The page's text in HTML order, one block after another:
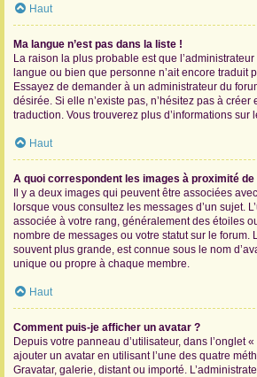
Haut
Ma langue n’est pas dans la liste !
La raison la plus probable est que l’administrateur
langue ou bien que personne n’ait encore traduit
Essayez de demander à un administrateur du
désirée. Si elle n’existe pas, n’hésitez pas à
traduction. Vous trouverez plus d’informations sur
Haut
A quoi correspondent les images à proximité de
Il y a deux images qui peuvent être associées
lorsque vous consultez les messages d’un sujet.
associée à votre rang, généralement des étoiles
nombre de messages ou votre statut sur le forum.
souvent plus grande, est connue sous le nom
unique ou propre à chaque membre.
Haut
Comment puis-je afficher un avatar ?
Depuis votre panneau d’utilisateur, dans l’onglet
ajouter un avatar en utilisant l’une des quatre
Gravatar, galerie, distant ou importé.